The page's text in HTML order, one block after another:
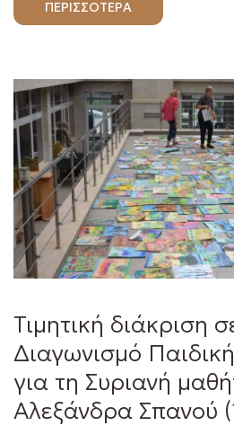
ΠΕΡΙΣΣΟΤΕΡΑ
Τιμητική διάκριση
Διαγωνισμό
για τη Συριανή
Αλεξάνδρα Σπανού